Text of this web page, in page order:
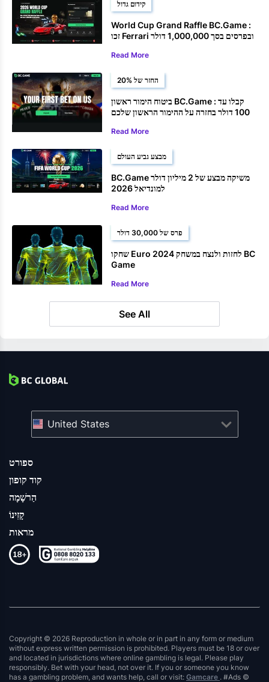
קידום גדול
World Cup Grand Raffle BC.Game :
זכו Ferrari ובפרסים בסך 1,000,000 דולר
Read More
החזר של 20%
ביטוח הימור ראשון BC.Game : קבלו עד
100 דולר בחזרה על ההימור הראשון שלכם
Read More
מבצע גביע העולם
BC.Game משיקה מבצע של 2 מיליון דולר
למונדיאל 2026
Read More
פרס של 30,000 דולר
שחקו Euro 2024 לחזות ולנצח במשחק BC
Game
Read More
See All
ספורט
קוד קופון
הַרשָׁמָה
קָזִינוֹ
מראות
United States
Copyright © 2026 Reproduction in whole or in part in any form or medium
without express written permission is prohibited. Players must be 18 or over
and located in jurisdictions where online gambling is legal. Please play
responsibly. Bet with your head, not over it. If you or someone you know
has a gambling problem, and wants help, call or visit: Gamcare . #Ads ©